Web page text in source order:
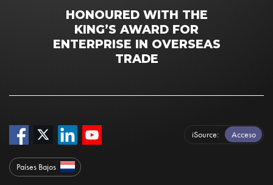
HONOURED WITH THE
KING’S AWARD FOR
ENTERPRISE IN OVERSEAS
TRADE
iSource Acceso
Países Bajos